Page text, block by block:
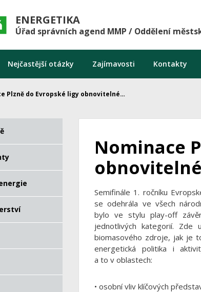
ENERGETIKA
Úřad správních agend MMP / Oddělení
Nejčastější otázky Zajímavosti Kontakty
Plzně do Evropské ligy obnovitelné…
Nominace
Semifinále 1. ročníku
se odehrála ve všech
bylo ve stylu play-off
jednotlivých kategorií.
biomasového zdroje, jak je
energetická politika i
a to v oblastech:
• osobní vliv klíčových